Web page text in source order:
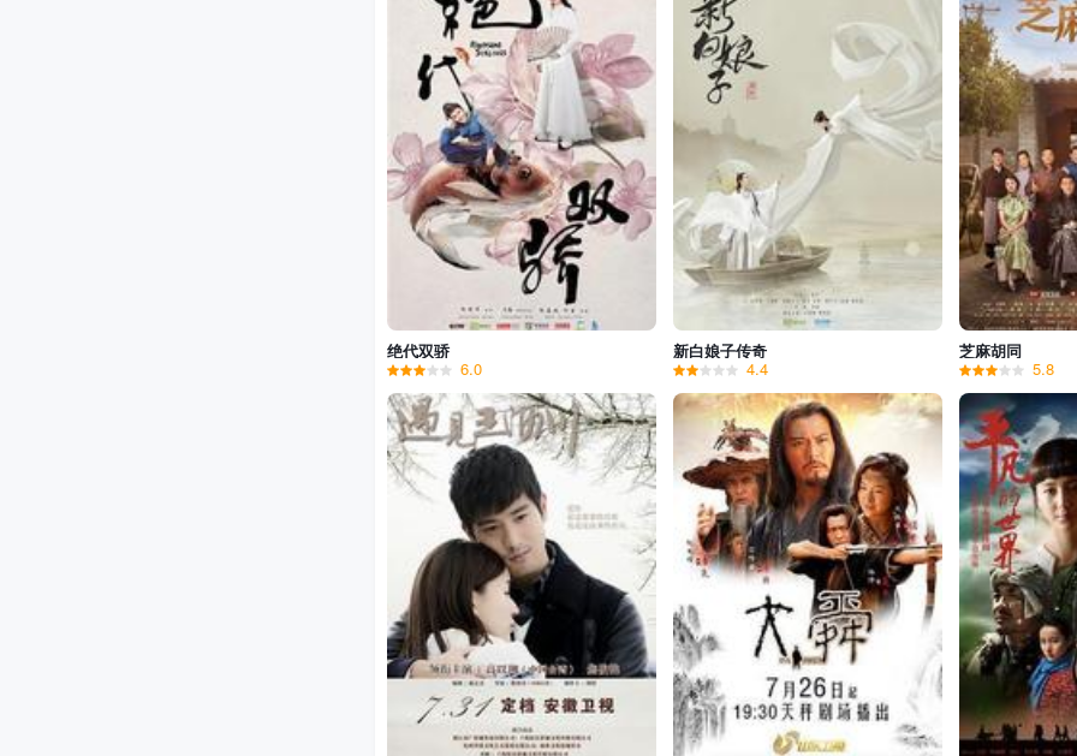
绝代双骄
6.0
新白娘子传奇
4.4
芝麻胡同
5.8